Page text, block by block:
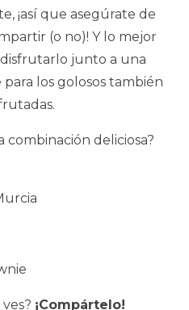
¡así que asegúrate de
(o no)! Y lo mejor
junto a una
los golosos también
combinación deliciosa?
¡Compártelo!